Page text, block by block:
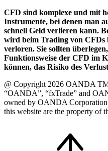
CFD sind komplexe und mit
Instrumente, bei denen man
schnell Geld verlieren kann.
wird beim Trading von CFDs
verloren. Sie sollten
Funktionsweise der CFD im
können, das Risiko des
@ Copyright 2026 OANDA
“OANDA”, “fxTrade” and
owned by OANDA
this website are the property of